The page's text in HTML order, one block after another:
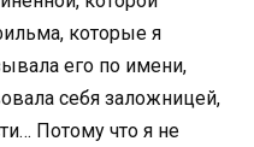
которые я
его по имени,
себя заложницей,
Потому что я не